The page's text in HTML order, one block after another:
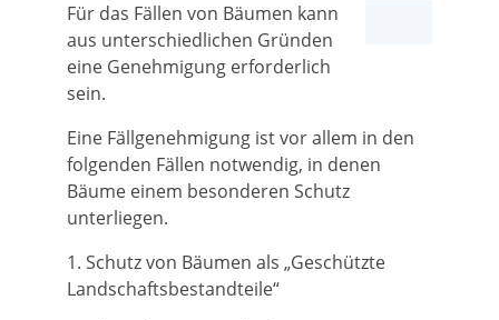
Für das Fällen von Bäumen kann
aus unterschiedlichen Gründen
eine Genehmigung erforderlich
sein.
Eine Fällgenehmigung ist vor allem in den
folgenden Fällen notwendig, in denen
Bäume einem besonderen Schutz
unterliegen.
1. Schutz von Bäumen als „Geschützte
Landschaftsbestandteile“